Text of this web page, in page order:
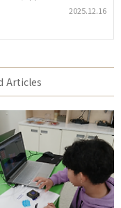
2025.12.16
Articles